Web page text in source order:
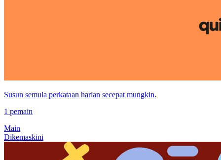
Susun semula perkataan harian secepat mungkin.
1 pemain
Main
Dikemaskini